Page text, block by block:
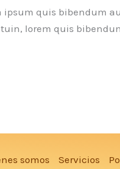
ipsum quis bibendum
lorem quis
somos Servicios